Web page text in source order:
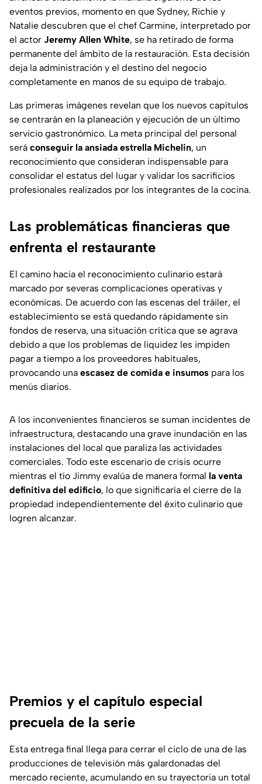
eventos previos, momento en que Sydney, Richie y
Natalie descubren que el chef Carmine, interpretado por
el actor Jeremy Allen White, se ha retirado de forma
permanente del ámbito de la restauración. Esta decisión
deja la administración y el destino del negocio
completamente en manos de su equipo de trabajo.
Las primeras imágenes revelan que los nuevos capítulos
se centrarán en la planeación y ejecución de un último
servicio gastronómico. La meta principal del personal
será conseguir la ansiada estrella Michelin, un
reconocimiento que consideran indispensable para
consolidar el estatus del lugar y validar los sacrificios
profesionales realizados por los integrantes de la cocina.
Las problemáticas financieras que
enfrenta el restaurante
El camino hacia el reconocimiento culinario estará
marcado por severas complicaciones operativas y
económicas. De acuerdo con las escenas del tráiler, el
establecimiento se está quedando rápidamente sin
fondos de reserva, una situación crítica que se agrava
debido a que los problemas de liquidez les impiden
pagar a tiempo a los proveedores habituales,
provocando una escasez de comida e insumos para los
menús diarios.
A los inconvenientes financieros se suman incidentes de
infraestructura, destacando una grave inundación en las
instalaciones del local que paraliza las actividades
comerciales. Todo este escenario de crisis ocurre
mientras el tío Jimmy evalúa de manera formal la venta
definitiva del edificio, lo que significaría el cierre de la
propiedad independientemente del éxito culinario que
logren alcanzar.
Premios y el capítulo especial
precuela de la serie
Esta entrega final llega para cerrar el ciclo de una de las
producciones de televisión más galardonadas del
mercado reciente, acumulando en su trayectoria un total